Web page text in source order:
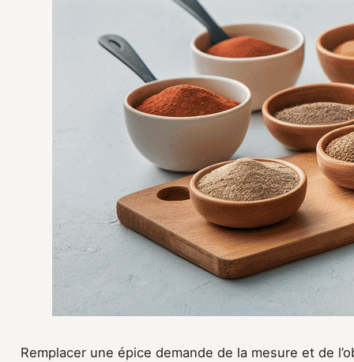
Remplacer une épice demande de la mesure et de